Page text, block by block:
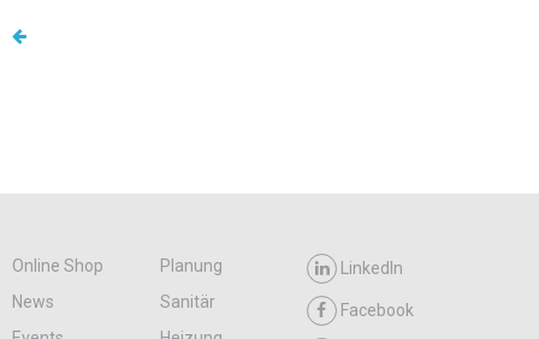
Online Shop
Planung
News
Sanitär
LinkedIn
Facebook